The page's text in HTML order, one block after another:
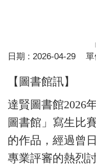
日期 : 2026-04-29
【圖書館訊】
達賢圖書館2026
圖書館」寫生比
的作品，經過曾
專業評審的熱烈